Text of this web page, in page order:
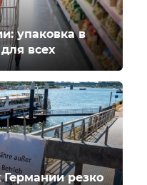
упаковка в
всех
резко